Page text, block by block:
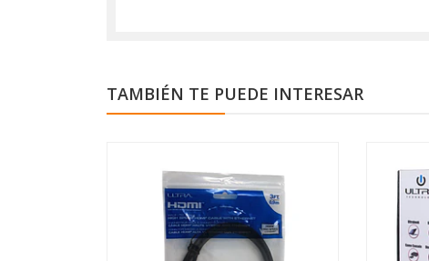
TAMBIÉN TE PUEDE INTERESAR